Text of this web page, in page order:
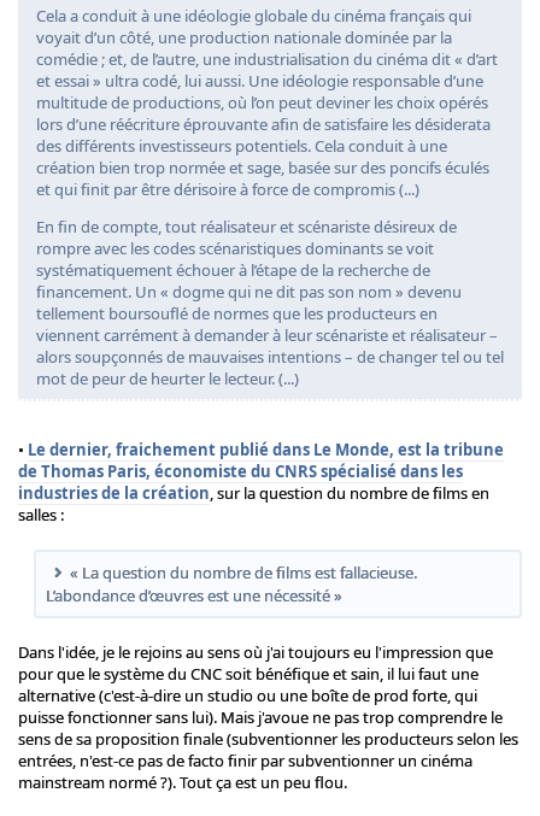
Cela a conduit à une idéologie globale du cinéma français qui
voyait d’un côté, une production nationale dominée par la
comédie ; et, de l’autre, une industrialisation du cinéma dit « d’art
et essai » ultra codé, lui aussi. Une idéologie responsable d’une
multitude de productions, où l’on peut deviner les choix opérés
lors d’une réécriture éprouvante afin de satisfaire les désiderata
des différents investisseurs potentiels. Cela conduit à une
création bien trop normée et sage, basée sur des poncifs éculés
et qui finit par être dérisoire à force de compromis (...)
En fin de compte, tout réalisateur et scénariste désireux de
rompre avec les codes scénaristiques dominants se voit
systématiquement échouer à l’étape de la recherche de
financement. Un « dogme qui ne dit pas son nom » devenu
tellement boursouflé de normes que les producteurs en
viennent carrément à demander à leur scénariste et réalisateur –
alors soupçonnés de mauvaises intentions – de changer tel ou tel
mot de peur de heurter le lecteur. (...)
• Le dernier, fraichement publié dans Le Monde, est la tribune
de Thomas Paris, économiste du CNRS spécialisé dans les
industries de la création, sur la question du nombre de films en
salles :
« La question du nombre de films est fallacieuse.
L’abondance d’œuvres est une nécessité »
Dans l'idée, je le rejoins au sens où j'ai toujours eu l'impression que
pour que le système du CNC soit bénéfique et sain, il lui faut une
alternative (c'est-à-dire un studio ou une boîte de prod forte, qui
puisse fonctionner sans lui). Mais j'avoue ne pas trop comprendre le
sens de sa proposition finale (subventionner les producteurs selon les
entrées, n'est-ce pas de facto finir par subventionner un cinéma
mainstream normé ?). Tout ça est un peu flou.